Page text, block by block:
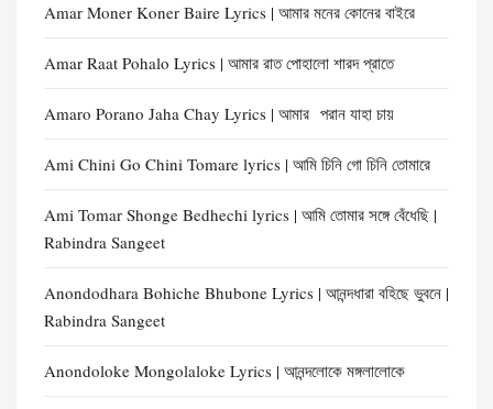
Amar Moner Koner Baire Lyrics | আমার মনের কোনের বাইরে
Amar Raat Pohalo Lyrics | আমার রাত পোহালো শারদ প্রাতে
Amaro Porano Jaha Chay Lyrics | আমার পরান যাহা চায়
Ami Chini Go Chini Tomare lyrics | আমি চিনি গো চিনি তোমারে
Ami Tomar Shonge Bedhechi lyrics | আমি তোমার সঙ্গে বেঁধেছি |
Rabindra Sangeet
Anondodhara Bohiche Bhubone Lyrics | আনন্দধারা বহিছে ভুবনে |
Rabindra Sangeet
Anondoloke Mongolaloke Lyrics | আনন্দলোকে মঙ্গলালোকে